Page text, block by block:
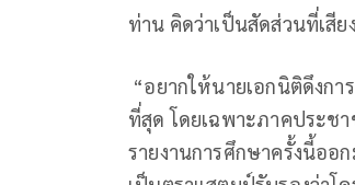
ท่าน คิดว่าเป็นสัดส่วนที่เสี
“อยากให้นายเอกนิติดึงก
ที่สุด โดยเฉพาะภาคประช
รายงานการศึกษาครั้งนี้ออ